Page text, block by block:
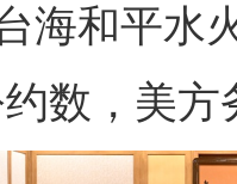
海和平水
数，美